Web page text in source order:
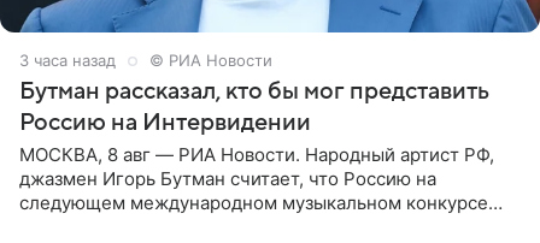
3 часа назад © РИА Новости
Бутман рассказал, кто бы мог представить
Россию на Интервидении
МОСКВА, 8 авг — РИА Новости. Народный артист РФ,
джазмен Игорь Бутман считает, что Россию на
следующем международном музыкальном конкурсе